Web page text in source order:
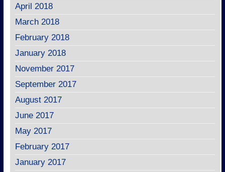
April 2018
March 2018
February 2018
January 2018
November 2017
September 2017
August 2017
June 2017
May 2017
February 2017
January 2017